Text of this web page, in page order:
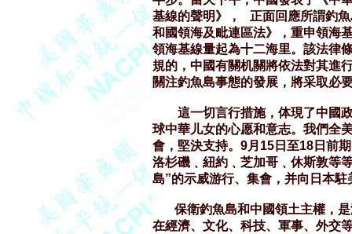
基線的聲明》，   正面回應所謂釣
和國領海及毗連區法》，重申領海
領海基線量起為十二海里。該法律
規的，中國有關机關將依法對其進
關注釣魚島事態的發展，將采取必
這一切言行措施，体現了中
球中華儿女的心愿和意志。我們全
會，堅決支持。9月15日至18日前
洛杉磯﹑紐約﹑芝加哥﹑休斯敦等
島”的示威游行、集會，并向日本
保衛釣魚島和中國領土主權
在經濟、文化、科技、軍事、外交